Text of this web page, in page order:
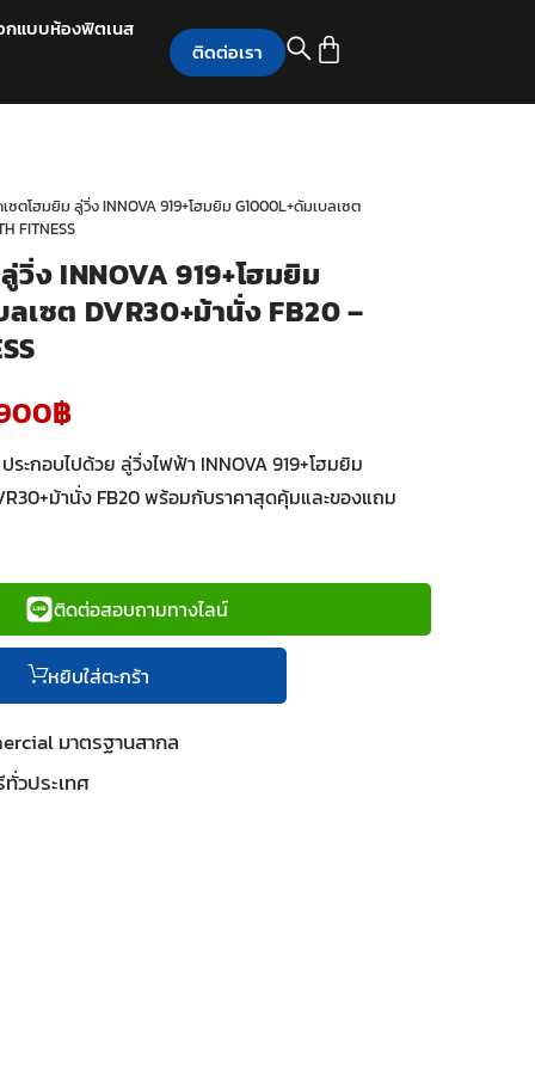
กแบบห้องฟิตเนส
ติดต่อเรา
ตโฮมยิม ลู่วิ่ง INNOVA 919+โฮมยิม G1000L+ดัมเบลเซต
FITNESS
ง INNOVA 919+โฮมยิม
เซต DVR30+ม้านั่ง FB20 –
฿
ะกอบไปด้วย ลู่วิ่งไฟฟ้า INNOVA 919+โฮมยิม
ม้านั่ง FB20 พร้อมกับราคาสุดคุ้มและของแถม
ติดต่อสอบถามทางไลน์
หยิบใส่ตะกร้า
มาตรฐานสากล
วประเทศ